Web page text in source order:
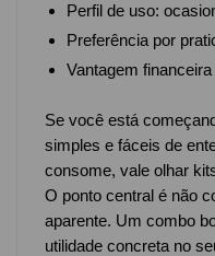
Perfil de uso:
Preferência por
Vantagem
Se você está
simples e fáceis de
consome, vale olhar
O ponto central é não
aparente. Um combo
utilidade concreta no